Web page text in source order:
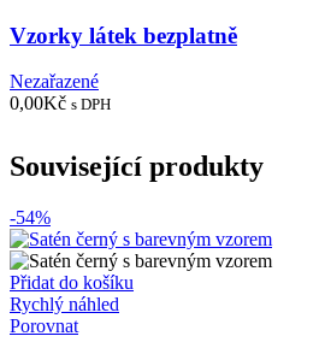
Vzorky látek bezplatně
Nezařazené
0,00Kč s DPH
Související produkty
-54%
Přidat do košíku
Rychlý náhled
Porovnat